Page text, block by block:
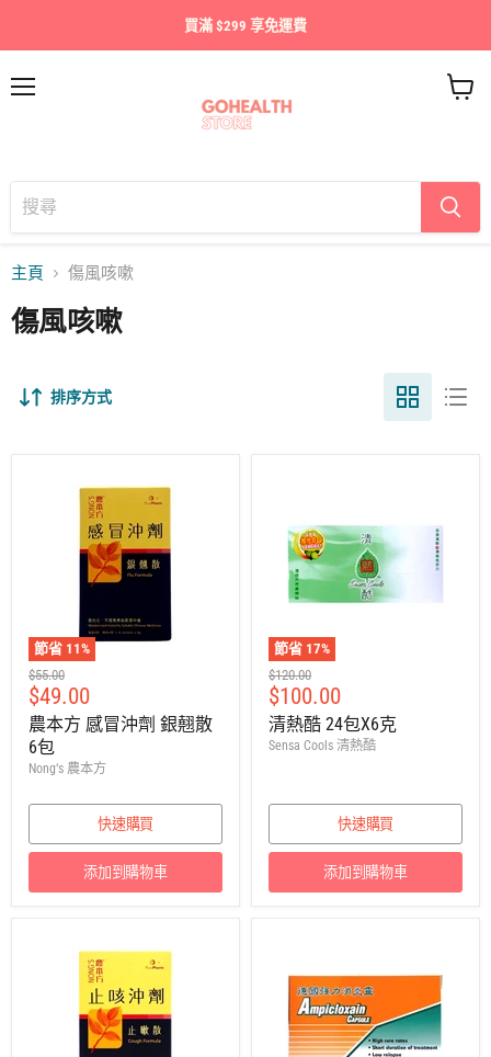
買滿 $299 享免運費
車
主頁 傷風咳嗽
傷風咳嗽
排序方式
節省 11%
建
議
零
售
價
$55.00
售
價
$49.00
農本方 感冒沖劑 銀翹散
6包
Nong‘s 農本方
快速購買
添加到購物車
節省 17%
建
議
零
售
價
$120.00
售
價
$100.00
清熱酷 24包X6克
Sensa Cools 清熱酷
快速購買
添加到購物車